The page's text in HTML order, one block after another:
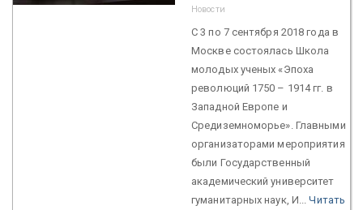
Новости
С 3 по 7 сентября 2018 года в
Москве состоялась Школа
молодых ученых «Эпоха
революций 1750 – 1914 гг. в
Западной Европе и
Средиземноморье». Главными
организаторами мероприятия
были Государственный
академический университет
гуманитарных наук, И...Читать